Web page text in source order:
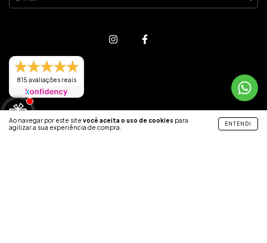
Ao navegar por este site você aceita o uso de cookies para
agilizar a sua experiência de compra.
ENTENDI
815 avaliações reais
INSTITUCIONAL